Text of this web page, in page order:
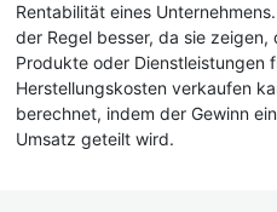
Rentabilität eines
der Regel besser, da sie zeigen,
Produkte oder Dienstleistungen
Herstellungskosten verkaufen
berechnet, indem der Gewinn
Umsatz geteilt wird.